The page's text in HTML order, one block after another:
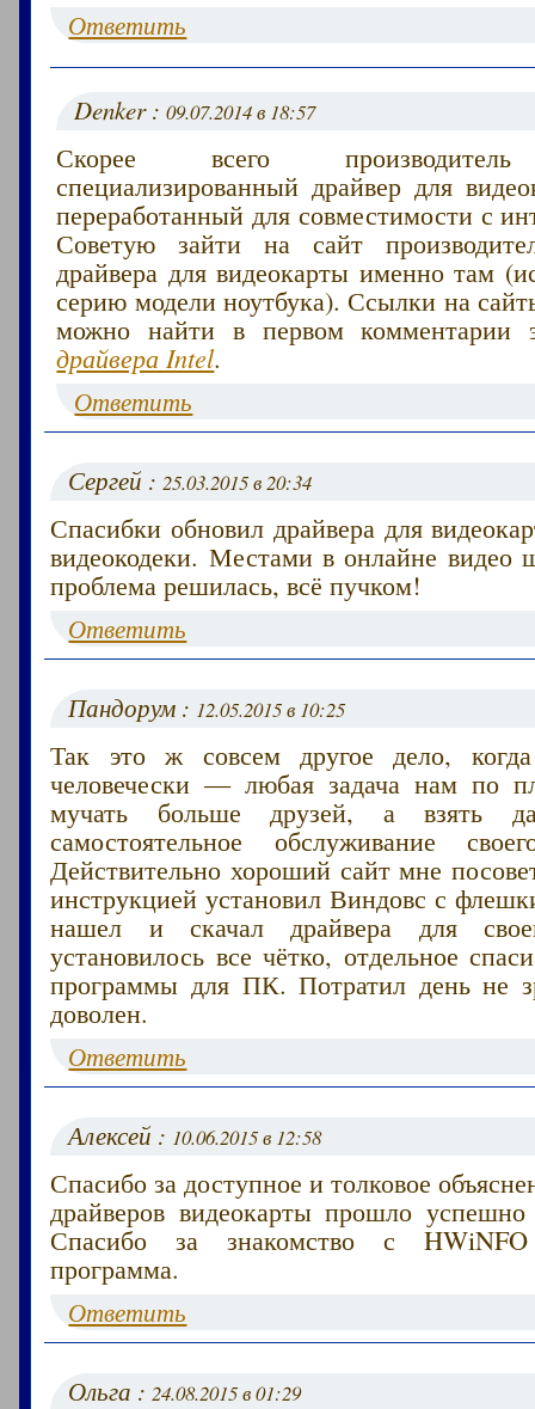
Ответить
Denker :09.07.2014 в 18:57
Скорее всего производитель
специализированный драйвер для
переработанный для совместимости с
Советую зайти на сайт
драйвера для видеокарты именно там
серию модели ноутбука). Ссылки на
можно найти в первом комментарии
драйвера Intel.
Ответить
Сергей :25.03.2015 в 20:34
Спасибки обновил драйвера для
видеокодеки. Местами в онлайне
проблема решилась, всё пучком!
Ответить
Пандорум : 12.05.2015 в 10:25
Так это ж совсем другое дело,
человечески — любая задача нам по
мучать больше друзей, а взять
самостоятельное обслуживание
Действительно хороший сайт мне
инструкцией установил Виндовс с
нашел и скачал драйвера для
установилось все чётко, отдельное
программы для ПК. Потратил день не
доволен.
Ответить
Алексей : 10.06.2015 в 12:58
Спасибо за доступное и толковое
драйверов видеокарты прошло успешно
Спасибо за знакомство с
программа.
Ответить
Ольга :24.08.2015 в 01:29